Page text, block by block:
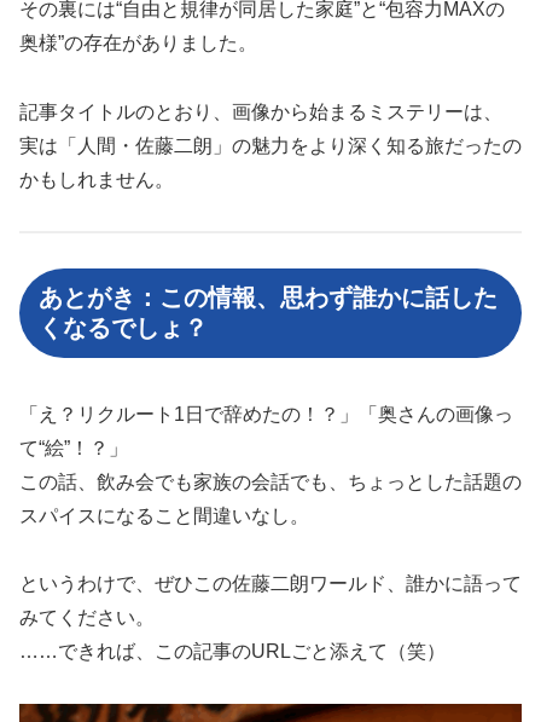
その裏には“自由と規律が同居した家庭”と“包容力MAXの
奥様”の存在がありました。
記事タイトルのとおり、画像から始まるミステリーは、
実は「人間・佐藤二朗」の魅力をより深く知る旅だったの
かもしれません。
あとがき：この情報、思わず誰かに話した
くなるでしょ？
「え？リクルート1日で辞めたの！？」「奥さんの画像っ
て“絵”！？」
この話、飲み会でも家族の会話でも、ちょっとした話題の
スパイスになること間違いなし。
というわけで、ぜひこの佐藤二朗ワールド、誰かに語って
みてください。
……できれば、この記事のURLごと添えて（笑）